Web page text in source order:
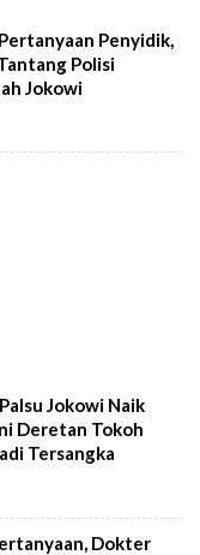
Penyidik,
Polisi
Jokowi
Jokowi Naik
Deretan Tokoh
Tersangka
Dokter